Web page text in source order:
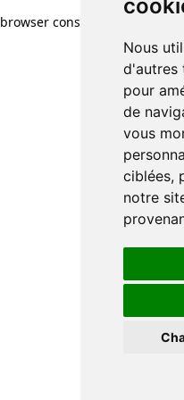
Nous
d'autres
pour
de
vous
ciblées,
notre
Nous
d'autres
pour
de
vous
ciblées,
notre
browser console for more